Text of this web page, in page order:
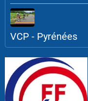
VCP - Pyrénées